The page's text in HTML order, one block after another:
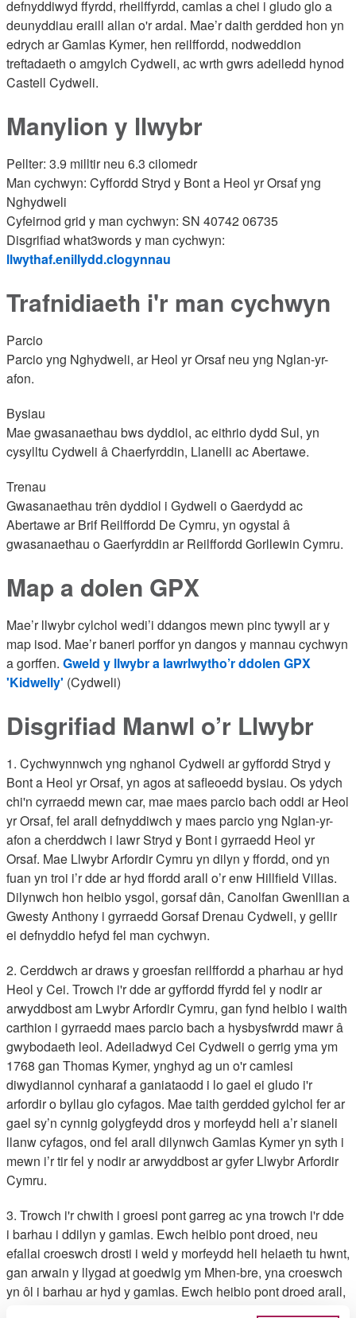
defnyddiwyd ffyrdd, rheilffyrdd, camlas a chei i gludo glo a
deunyddiau eraill allan o'r ardal. Mae’r daith gerdded hon yn
edrych ar Gamlas Kymer, hen reilffordd, nodweddion
treftadaeth o amgylch Cydweli, ac wrth gwrs adeiledd hynod
Castell Cydweli.
Manylion y llwybr
Pellter: 3.9 milltir neu 6.3 cilomedr
Man cychwyn: Cyffordd Stryd y Bont a Heol yr Orsaf yng
Nghydweli
Cyfeirnod grid y man cychwyn: SN 40742 06735
Disgrifiad what3words y man cychwyn:
llwythaf.enillydd.clogynnau
Trafnidiaeth i'r man cychwyn
Parcio
Parcio yng Nghydweli, ar Heol yr Orsaf neu yng Nglan-yr-
afon.
Bysiau
Mae gwasanaethau bws dyddiol, ac eithrio dydd Sul, yn
cysylltu Cydweli â Chaerfyrddin, Llanelli ac Abertawe.
Trenau
Gwasanaethau trên dyddiol i Gydweli o Gaerdydd ac
Abertawe ar Brif Reilffordd De Cymru, yn ogystal â
gwasanaethau o Gaerfyrddin ar Reilffordd Gorllewin Cymru.
Map a dolen GPX
Mae’r llwybr cylchol wedi’i ddangos mewn pinc tywyll ar y
map isod. Mae’r baneri porffor yn dangos y mannau cychwyn
a gorffen. Gweld y llwybr a lawrlwytho’r ddolen GPX
'Kidwelly' (Cydweli)
Disgrifiad Manwl o’r Llwybr
1. Cychwynnwch yng nghanol Cydweli ar gyffordd Stryd y
Bont a Heol yr Orsaf, yn agos at safleoedd bysiau. Os ydych
chi'n cyrraedd mewn car, mae maes parcio bach oddi ar Heol
yr Orsaf, fel arall defnyddiwch y maes parcio yng Nglan-yr-
afon a cherddwch i lawr Stryd y Bont i gyrraedd Heol yr
Orsaf. Mae Llwybr Arfordir Cymru yn dilyn y ffordd, ond yn
fuan yn troi i’r dde ar hyd ffordd arall o’r enw Hillfield Villas.
Dilynwch hon heibio ysgol, gorsaf dân, Canolfan Gwenllian a
Gwesty Anthony i gyrraedd Gorsaf Drenau Cydweli, y gellir
ei defnyddio hefyd fel man cychwyn.
2. Cerddwch ar draws y groesfan reilffordd a pharhau ar hyd
Heol y Cei. Trowch i'r dde ar gyffordd ffyrdd fel y nodir ar
arwyddbost am Lwybr Arfordir Cymru, gan fynd heibio i waith
carthion i gyrraedd maes parcio bach a hysbysfwrdd mawr â
gwybodaeth leol. Adeiladwyd Cei Cydweli o gerrig yma ym
1768 gan Thomas Kymer, ynghyd ag un o'r camlesi
diwydiannol cynharaf a ganiataodd i lo gael ei gludo i'r
arfordir o byllau glo cyfagos. Mae taith gerdded gylchol fer ar
gael sy’n cynnig golygfeydd dros y morfeydd heli a’r sianeli
llanw cyfagos, ond fel arall dilynwch Gamlas Kymer yn syth i
mewn i’r tir fel y nodir ar arwyddbost ar gyfer Llwybr Arfordir
Cymru.
3. Trowch i'r chwith i groesi pont garreg ac yna trowch i'r dde
i barhau i ddilyn y gamlas. Ewch heibio pont droed, neu
efallai croeswch drosti i weld y morfeydd heli helaeth tu hwnt,
gan arwain y llygad at goedwig ym Mhen-bre, yna croeswch
yn ôl i barhau ar hyd y gamlas. Ewch heibio pont droed arall,